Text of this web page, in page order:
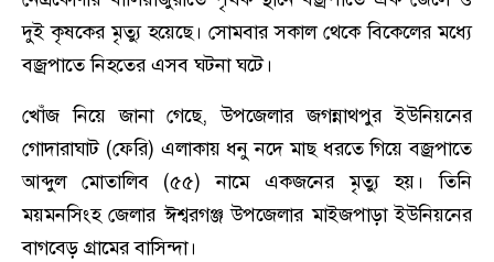
দুই কৃষকের মৃত্যু হয়েছে। সোমবার সকাল থেকে বিকেলের মধ্যে
বজ্রপাতে নিহতের এসব ঘটনা ঘটে।
খোঁজ নিয়ে জানা গেছে, উপজেলার জগন্নাথপুর ইউনিয়নের
গোদারাঘাট (ফেরি) এলাকায় ধনু নদে মাছ ধরতে গিয়ে বজ্রপাতে
আব্দুল মোতালিব (৫৫) নামে একজনের মৃত্যু হয়। তিনি
ময়মনসিংহ জেলার ঈশ্বরগঞ্জ উপজেলার মাইজপাড়া ইউনিয়নের
বাগবেড় গ্রামের বাসিন্দা।